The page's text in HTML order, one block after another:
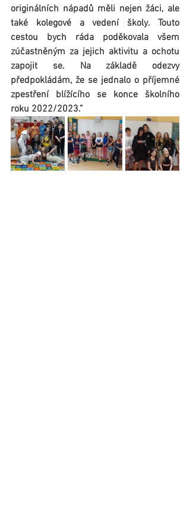
originálních nápadů měli nejen žáci, ale
také kolegové a vedení školy. Touto
cestou bych ráda poděkovala všem
zúčastněným za jejich aktivitu a ochotu
zapojit se. Na základě odezvy
předpokládám, že se jednalo o příjemné
zpestření blížícího se konce školního
roku 2022/2023.”